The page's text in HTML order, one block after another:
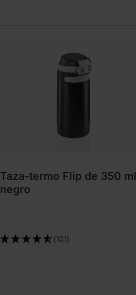
Taza-termo Flip de 350 ml
negro
(101)